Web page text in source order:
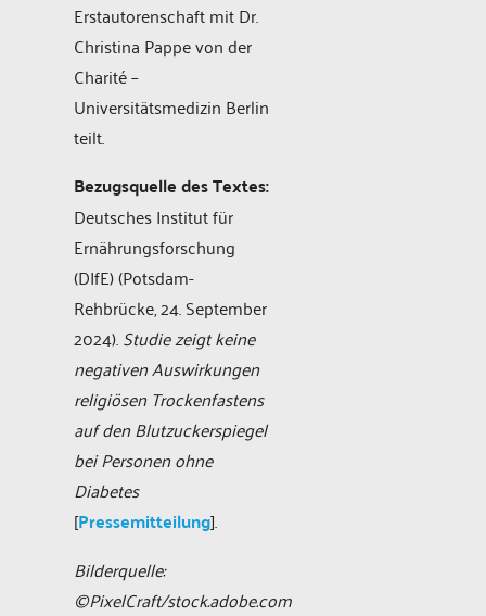
Erstautorenschaft mit Dr.
Christina Pappe von der
Charité –
Universitätsmedizin Berlin
teilt.
Bezugsquelle des Textes:
Deutsches Institut für
Ernährungsforschung
(DIfE) (Potsdam-
Rehbrücke, 24. September
2024).Studie zeigt keine
negativen Auswirkungen
religiösen Trockenfastens
auf den Blutzuckerspiegel
bei Personen ohne
Diabetes
[Pressemitteilung].
Bilderquelle:
©PixelCraft/stock.adobe.com